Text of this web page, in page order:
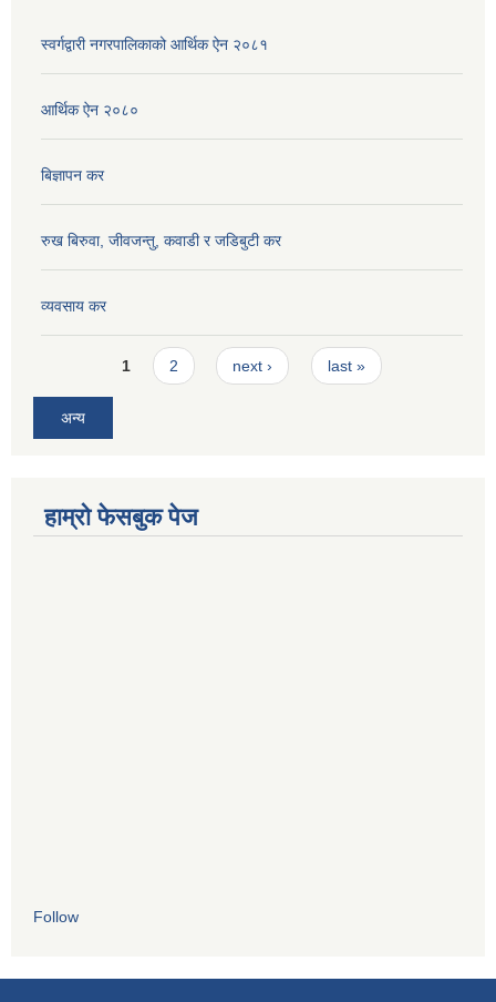
स्वर्गद्वारी नगरपालिकाको आर्थिक ऐन २०८१
आर्थिक ऐन २०८०
बिज्ञापन कर
रुख बिरुवा, जीवजन्तु, कवाडी र जडिबुटी कर
व्यवसाय कर
Pages1 2 next › last »
अन्य
हाम्रो फेसबुक पेज
Follow